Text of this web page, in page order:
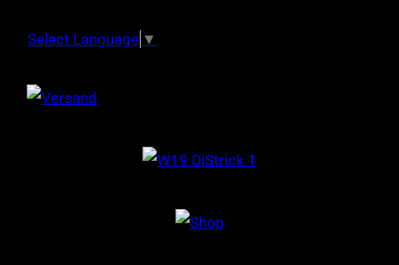
Select Language ▼